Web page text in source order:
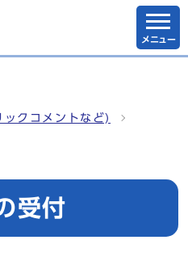
メニュー
ックコメントなど)
受付